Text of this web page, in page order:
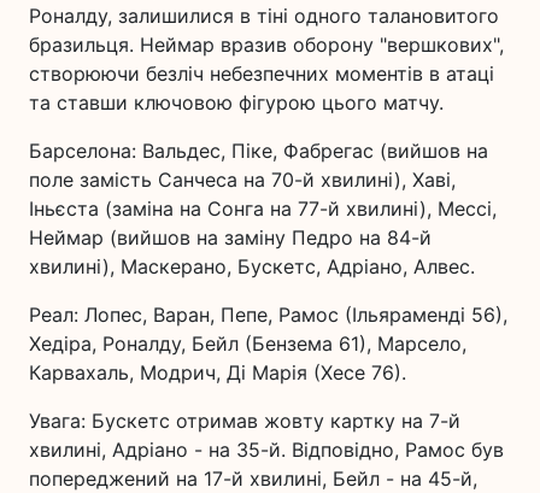
Роналду, залишилися в тіні одного талановитого
бразильця. Неймар вразив оборону "вершкових",
створюючи безліч небезпечних моментів в атаці
та ставши ключовою фігурою цього матчу.
Барселона: Вальдес, Піке, Фабрегас (вийшов на
поле замість Санчеса на 70-й хвилині), Хаві,
Іньєста (заміна на Сонга на 77-й хвилині), Мессі,
Неймар (вийшов на заміну Педро на 84-й
хвилині), Маскерано, Бускетс, Адріано, Алвес.
Реал: Лопес, Варан, Пепе, Рамос (Ільяраменді 56),
Хедіра, Роналду, Бейл (Бензема 61), Марсело,
Карвахаль, Модрич, Ді Марія (Хесе 76).
Увага: Бускетс отримав жовту картку на 7-й
хвилині, Адріано - на 35-й. Відповідно, Рамос був
попереджений на 17-й хвилині, Бейл - на 45-й,